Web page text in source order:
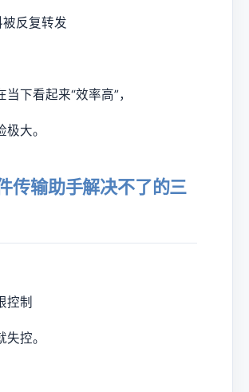
反复转发
下看起来“效率高”，
大。
传输助手解决不了的三
控制
控。